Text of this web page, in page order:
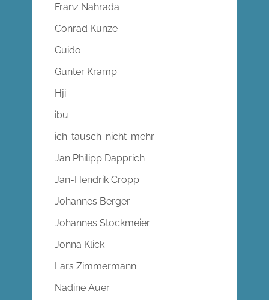
Franz Nahrada
Conrad Kunze
Guido
Gunter Kramp
Hji
ibu
ich-tausch-nicht-mehr
Jan Philipp Dapprich
Jan-Hendrik Cropp
Johannes Berger
Johannes Stockmeier
Jonna Klick
Lars Zimmermann
Nadine Auer